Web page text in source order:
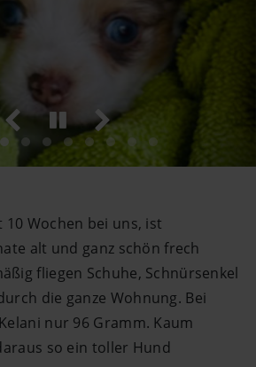
Wochen bei uns, ist
alt und ganz schön frech
fliegen Schuhe, Schnürsenkel
die ganze Wohnung. Bei
nur 96 Gramm. Kaum
so ein toller Hund